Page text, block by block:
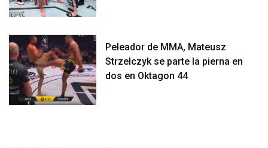
Peleador de MMA, Mateusz
Strzelczyk se parte la pierna en
dos en Oktagon 44